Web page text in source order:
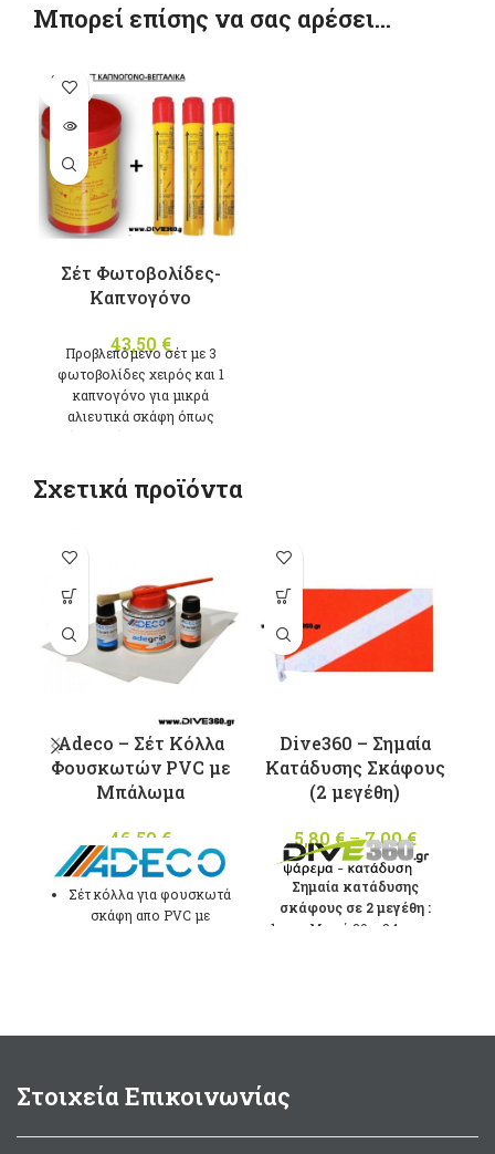
Μπορεί επίσης να σας αρέσει…
SOLD
OUT
Σέτ Φωτοβολίδες-
Καπνογόνο
43,50 €
Προβλεπόμενο σέτ με 3
φωτοβολίδες χειρός και 1
καπνογόνο για μικρά
αλιευτικά σκάφη όπως
ορίζει ο νόμος. *ΠΩΛΕΙΤΑΙ
ΠΡΟΒΛΕΠΟΜΕΝΗ ΧΡΗΣΗ
ΣΕ ΑΛΙΕΥΤΙΚΑ ΣΚΑΦΗ ΚΑΙ
ΑΝΤΙΓΡΑΦΟΥ ΤΗΣ ΑΔΕΙΑΣ
ΤΟΥ ΣΚΑΦΟΥΣ
Σχετικά προϊόντα
Adeco – Σέτ Κόλλα
Φουσκωτών PVC με
Μπάλωμα
46,50 €
Σέτ κόλλα για φουσκωτά
σκάφη απο PVC με
Dive360 – Σημαία
Κατάδυσης Σκάφους
(2 μεγέθη)
5,80 €–7,00€
range:
through
Σημαία κατάδυσης
σκάφους σε 2 μεγέθη :
Mικρή 20 x 34cm
Αυτό το
προϊόν έχει
πολλαπλές
παραλλαγές.
Οι επιλογές
επιλεγούν
στη σελίδα
του
προϊόντος
Στοιχεία Επικοινωνίας